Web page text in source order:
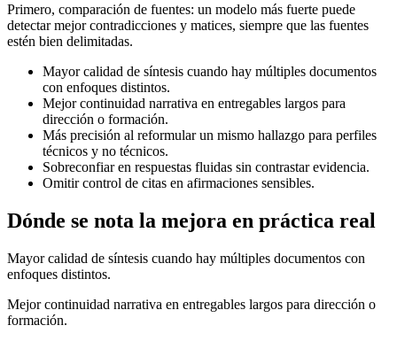
Primero, comparación de fuentes: un modelo más fuerte puede
detectar mejor contradicciones y matices, siempre que las fuentes
estén bien delimitadas.
Mayor calidad de síntesis cuando hay múltiples documentos
con enfoques distintos.
Mejor continuidad narrativa en entregables largos para
dirección o formación.
Más precisión al reformular un mismo hallazgo para perfiles
técnicos y no técnicos.
Sobreconfiar en respuestas fluidas sin contrastar evidencia.
Omitir control de citas en afirmaciones sensibles.
Dónde se nota la mejora en práctica real
Mayor calidad de síntesis cuando hay múltiples documentos con
enfoques distintos.
Mejor continuidad narrativa en entregables largos para dirección o
formación.